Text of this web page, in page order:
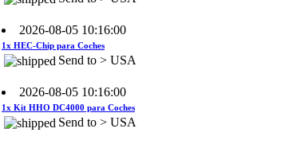
2026-08-05 10:16:00
Send to > USA
2026-08-05 10:16:00
Send to > USA
2026-08-05 10:16:00